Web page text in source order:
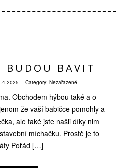
BUDOU BAVIT
Category: Nezařazené
Obchodem hýbou také a o
že vaší babičce pomohly a
ale také jste našli díky nim
míchačku. Prostě je to
Pořád […]